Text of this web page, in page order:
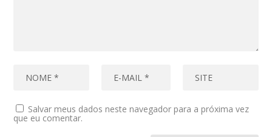
Salvar meus dados neste navegador para a próxima vez
que eu comentar.